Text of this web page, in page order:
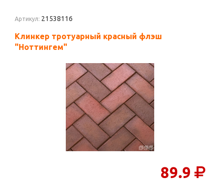
Артикул: 21538116
Клинкер тротуарный красный флэш
"Ноттингем"
89.9